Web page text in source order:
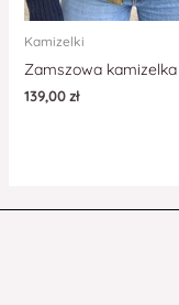
Kamizelki
Zamszowa kamizelka
139,00zł